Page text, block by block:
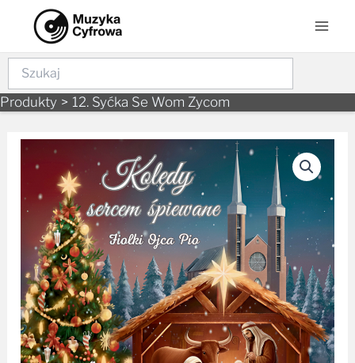
content
Szukaj
Produkty 12. Syćka Se Wom Zycom